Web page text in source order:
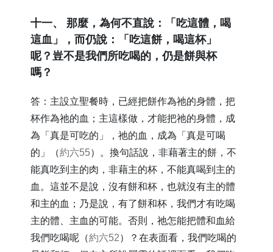
​十一、 那麼，為何不直說：「吃這體，喝
這血」，而仍說：「吃這餅，喝這杯」
呢？豈不是我們所吃喝的，仍是餅與杯
嗎？
答：主設立聖餐時，已經把餅作為祂的身體，把
杯作為祂的血；主這樣做，才能把祂的身體，成
為「真是可吃的」，祂的血，成為「真是可喝
的」（約六55）。換句話說，非藉著主的餅，不
能真吃到主的肉，非藉主的杯，不能真喝到主的
血。這並不是說，沒有餅和杯，也就沒有主的體
和主的血；乃是說，有了餅和杯，我們才有吃喝
主的體、主血的可能。否則，祂怎能把體和血給
我們吃喝呢（約六52）？在表面看，我們吃喝的